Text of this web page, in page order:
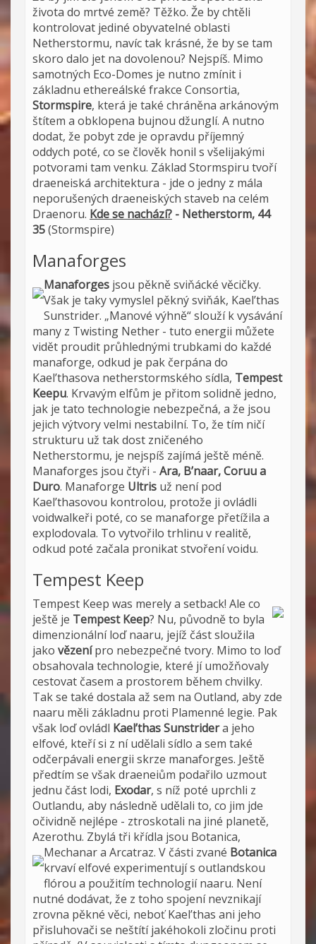
života do mrtvé země? Těžko. Že by chtěli
kontrolovat jediné obyvatelné oblasti
Netherstormu, navíc tak krásné, že by se tam
skoro dalo jet na dovolenou? Nejspíš. Mimo
samotných Eco-Domes je nutno zmínit i
základnu ethereálské frakce Consortia,
Stormspire, která je také chráněna arkánovým
štítem a obklopena bujnou džunglí. A nutno
dodat, že pobyt zde je opravdu příjemný
oddych poté, co se člověk honil s všelijakými
potvorami tam venku. Základ Stormspiru tvoří
draeneiská architektura - jde o jedny z mála
neporušených draeneiských staveb na celém
Draenoru. Kde se nachází? - Netherstorm, 44
35(Stormspire)
Manaforges
Manaforges jsou pěkně sviňácké věcičky.
Však je taky vymyslel pěkný sviňák, Kael’thas
Sunstrider. „Manové výhně“ slouží k vysávání
many z Twisting Nether - tuto energii můžete
vidět proudit průhlednými trubkami do každé
manaforge, odkud je pak čerpána do
Kael’thasova netherstormského sídla, Tempest
Keepu. Krvavým elfům je přitom solidně jedno,
jak je tato technologie nebezpečná, a že jsou
jejich výtvory velmi nestabilní. To, že tím ničí
strukturu už tak dost zničeného
Netherstormu, je nejspíš zajímá ještě méně.
Manaforges jsou čtyři - Ara, B’naar, Coruu a
Duro. Manaforge Ultris už není pod
Kael’thasovou kontrolou, protože ji ovládli
voidwalkeři poté, co se manaforge přetížila a
explodovala. To vytvořilo trhlinu v realitě,
odkud poté začala pronikat stvoření voidu.
Tempest Keep
Tempest Keep was merely a setback! Ale co
ještě je Tempest Keep? Nu, původně to byla
dimenzionální loď naaru, jejíž část sloužila
jako vězenípro nebezpečné tvory. Mimo to loď
obsahovala technologie, které jí umožňovaly
cestovat časem a prostorem během chvilky.
Tak se také dostala až sem na Outland, aby zde
naaru měli základnu proti Plamenné legie. Pak
však loď ovládl Kael’thas Sunstridera jeho
elfové, kteří si z ní udělali sídlo a sem také
odčerpávali energii skrze manaforges. Ještě
předtím se však draeneiům podařilo uzmout
jednu část lodi, Exodar, s níž poté uprchli z
Outlandu, aby následně udělali to, co jim jde
očividně nejlépe - ztroskotali na jiné planetě,
Azerothu. Zbylá tři křídla jsou Botanica,
Mechanar a Arcatraz. V části zvané Botanica
krvaví elfové experimentují s outlandskou
flórou a použitím technologií naaru. Není
nutné dodávat, že z toho spojení nevznikají
zrovna pěkné věci, neboť Kael’thas ani jeho
přisluhovači se neštítí jakéhokoli zločinu proti